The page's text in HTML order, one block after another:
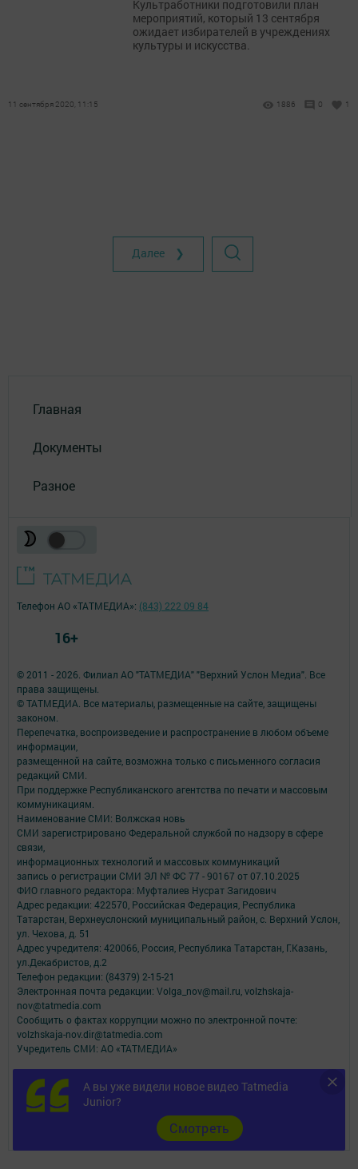
Культработники подготовили план
мероприятий, который 13 сентября
ожидает избирателей в учреждениях
культуры и искусства.
11 сентября 2020, 11:15 1886 0 1
Далее ❯
Главная
Документы
Разное
А вы уже видели новое видео Tatmedia
Junior?
Cмотреть
© 2011 - 2026. Филиал АО "ТАТМЕДИА" "Верхний Услон Медиа". Все
права защищены.
© ТАТМЕДИА. Все материалы, размещенные на сайте, защищены
законом.
Перепечатка, воспроизведение и распространение в любом объеме
информации,
размещенной на сайте, возможна только с письменного согласия
редакций СМИ.
При поддержке Республиканского агентства по печати и массовым
коммуникациям.
Наименование СМИ: Волжская новь
СМИ зарегистрировано Федеральной службой по надзору в сфере
связи,
информационных технологий и массовых коммуникаций
запись о регистрации СМИ ЭЛ № ФС 77 - 90167 от 07.10.2025
ФИО главного редактора: Муфталиев Нусрат Загидович
Адрес редакции: 422570, Российская Федерация, Республика
Татарстан, Верхнеуслонский муниципальный район, с. Верхний Услон,
ул. Чехова, д. 51
Адрес учредителя: 420066, Россия, Республика Татарстан, Г.Казань,
ул.Декабристов, д.2
Телефон редакции: (84379) 2-15-21
Электронная почта редакции: Volga_nov@mail.ru, volzhskaja-
nov@tatmedia.com
Сообщить о фактах коррупции можно по электронной почте:
volzhskaja-nov.dir@tatmedia.com
Учредитель СМИ: АО «ТАТМЕДИА»
Антикоррупционная политика
АО «ТАТМЕДИА» использует «cookie»для персонализации сервисов и
удобства пользователей сайтом.
Использование «cookie» можно отменить в настройках браузера.
Политика конфиденциальности
Телефон АО «ТАТМЕДИА»: (843) 222 09 84
16+